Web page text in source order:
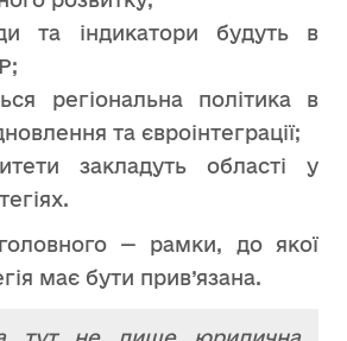
та індикатори будуть в
регіональна політика в
та євроінтеграції;
закладуть області у
— рамки, до якої
має бути прив’язана.